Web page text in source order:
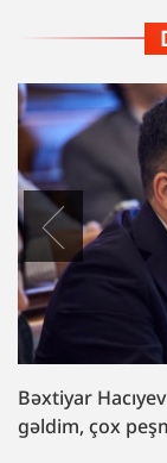
Bəxtiyar
gəldim, çox